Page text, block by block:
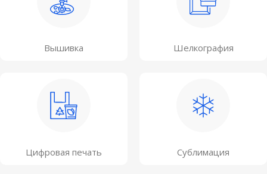
Вышивка Шелкография
Цифровая печать Сублимация